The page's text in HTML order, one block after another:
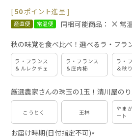
[50ポイント進呈 ]
産直便 常温便 同梱可能商品： 常
秋の味覚を食べ比べ！選べるラ・フラ
ラ・フランス
＆ルレクチェ
ラ・フランス
＆庄内柿
ラ・
＆秋
厳選農家さんの珠玉の1玉！清川屋の
こうとく 王林
やま
ート
お届け時期(日付指定不可)